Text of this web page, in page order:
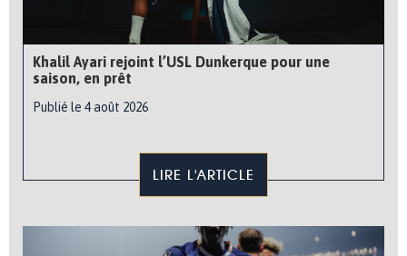
Khalil Ayari rejoint l’USL Dunkerque pour une
saison, en prêt
Publié le 4 août 2026
LIRE L'ARTICLE